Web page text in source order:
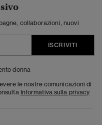
collaborazioni, nuovi
ISCRIVITI
donna
le nostre comunicazioni di
Informativa sulla privacy